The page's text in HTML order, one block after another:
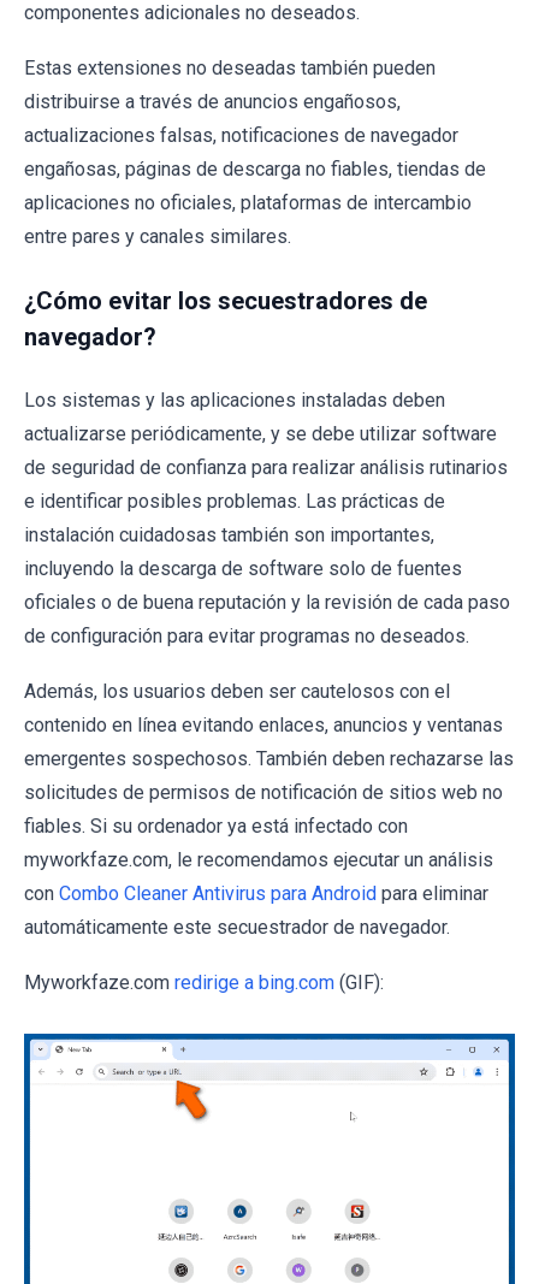
componentes adicionales no deseados.
Estas extensiones no deseadas también pueden
distribuirse a través de anuncios engañosos,
actualizaciones falsas, notificaciones de navegador
engañosas, páginas de descarga no fiables, tiendas de
aplicaciones no oficiales, plataformas de intercambio
entre pares y canales similares.
¿Cómo evitar los secuestradores de
navegador?
Los sistemas y las aplicaciones instaladas deben
actualizarse periódicamente, y se debe utilizar software
de seguridad de confianza para realizar análisis rutinarios
e identificar posibles problemas. Las prácticas de
instalación cuidadosas también son importantes,
incluyendo la descarga de software solo de fuentes
oficiales o de buena reputación y la revisión de cada paso
de configuración para evitar programas no deseados.
Además, los usuarios deben ser cautelosos con el
contenido en línea evitando enlaces, anuncios y ventanas
emergentes sospechosos. También deben rechazarse las
solicitudes de permisos de notificación de sitios web no
fiables. Si su ordenador ya está infectado con
myworkfaze.com, le recomendamos ejecutar un análisis
con Combo Cleaner Antivirus para Android para eliminar
automáticamente este secuestrador de navegador.
Myworkfaze.com redirige a bing.com (GIF):